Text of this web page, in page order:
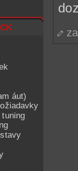
áut)